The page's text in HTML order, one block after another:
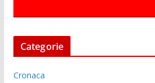
Categorie
Cronaca